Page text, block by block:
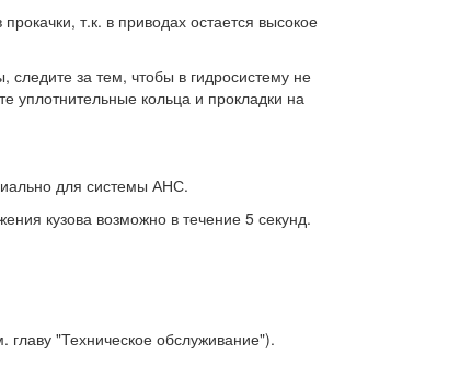
т.к. в приводах остается высокое
следите за тем, чтобы в гидросистему не
уплотнительные кольца и прокладки на
для системы АНС.
кузова возможно в течение 5 секунд.
"Техническое обслуживание").